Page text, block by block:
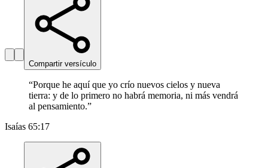
Compartir versículo
“Porque he aquí que yo crío nuevos cielos y nueva
tierra: y de lo primero no habrá memoria, ni más vendrá
al pensamiento.”
Isaías 65:17